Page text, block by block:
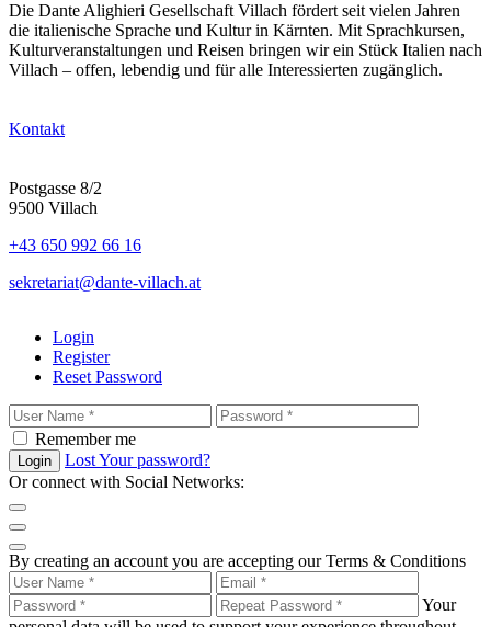
Die Dante Alighieri Gesellschaft Villach fördert seit vielen Jahren
die italienische Sprache und Kultur in Kärnten. Mit Sprachkursen,
Kulturveranstaltungen und Reisen bringen wir ein Stück Italien nach
Villach – offen, lebendig und für alle Interessierten zugänglich.
Kontakt
Postgasse 8/2
9500 Villach
+43 650 992 66 16
sekretariat@dante-villach.at
Login
Register
Reset Password
Remember me
Login
Lost Your password?
Or connect with Social Networks:
By creating an account you are accepting our Terms & Conditions
Your